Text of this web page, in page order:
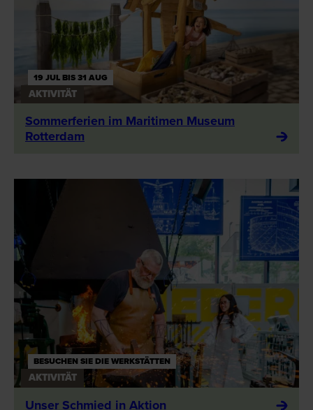
19 JUL BIS 31 AUG
AKTIVITÄT
Sommerferien im Maritimen Museum
Rotterdam
BESUCHEN SIE DIE WERKSTÄTTEN
AKTIVITÄT
Unser Schmied in Aktion